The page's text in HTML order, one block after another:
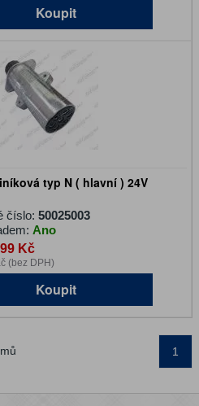
Koupit
typ N ( hlavní ) 24V
číslo: 50025003
Ano
99 Kč
(bez DPH)
Koupit
1